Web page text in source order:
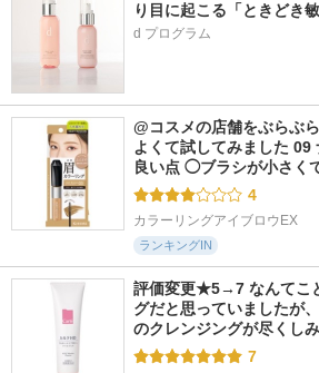
り目に起こる「ときどき
d プログラム
@コスメの店舗をぶらぶ
よくて試してみました 09
良い点 ◯ブラシが小さく
4
カラーリングアイブロウEX
ランキングIN
評価変更★5→7 なんてこ
グだと思っていましたが
のクレンジングが尽くし
7